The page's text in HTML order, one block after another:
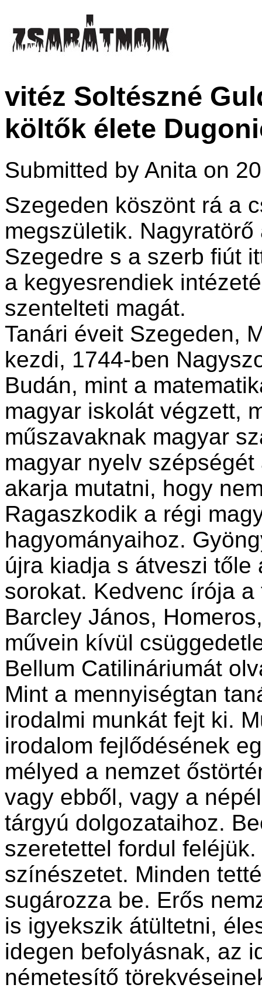
vitéz Soltészné
költők élete
Submitted by Anita on
Szegeden köszönt rá a
megszületik.
Szegedre s a szerb fiút
a kegyesrendiek
szentelteti magát.
Tanári éveit Szegeden,
kezdi, 1744-ben
Budán, mint a
magyar iskolát végzett,
műszavaknak magyar
magyar nyelv
akarja mutatni, hogy
Ragaszkodik a régi
hagyományaihoz.
újra kiadja s átveszi
sorokat. Kedvenc írója
Barcley János,
művein kívül
Bellum Catilináriumát
Mint a mennyiségtan
irodalmi munkát fejt ki.
irodalom fejlődésének
mélyed a nemzet
vagy ebből, vagy a
tárgyú dolgozataihoz.
szeretettel fordul
színészetet. Minden
sugározza be. Erős
is igyekszik átültetni,
idegen befolyásnak, az
németesítő